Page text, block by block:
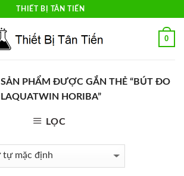
THIẾT BỊ TÂN TIẾN
0
SẢN PHẨM ĐƯỢC GẮN THẺ “BÚT ĐO
LAQUATWIN HORIBA”
LỌC